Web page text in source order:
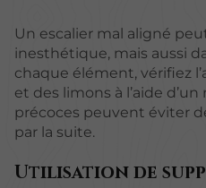
Un escalier mal aligné
inesthétique, mais aussi
chaque élément, vérifiez
et des limons à l’aide
précoces peuvent éviter
par la suite.
Utilisation de